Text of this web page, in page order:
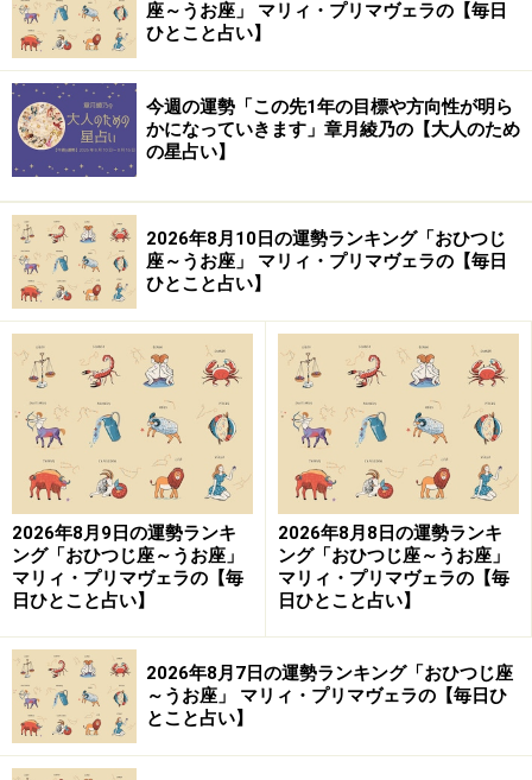
星）を中心に見てきました。
あげまん探し 研究会１号
あげまん探し 研究会２号では相手の太陽星座だけでは
なく、他の惑星の位置を元に、あげまんを探しをしてき
あげまん探し 研究会２号
第３号では名声の種 イーストポイントについてお話し
させていただきました。
あげまん探し 研究会３号 名声の種
さて、あげまんキーパーソンは大丈夫ですが。。。
単に運気の強い人・今、乗っている人から運気をお裾分
けしてもらうという方法には少し、注意しなければなら
ないことがあります。
それは・・・
なにせ相手は絶好調なわけですから、人の運気まで吸い
取ってしまうと言う、お裾分けを期待して近寄ったこち
らからすると大変恐ろしい事態も可能性としてはらんで
いるわけです。
座～うお座」 マリィ・プリマヴェラの【毎日
ひとこと占い】
今週の運勢「この先1年の目標や方向性が明ら
かになっていきます」章月綾乃の【大人のため
の星占い】
2026年8月10日の運勢ランキング「おひつじ
座～うお座」 マリィ・プリマヴェラの【毎日
ひとこと占い】
2026年8月9日の運勢ランキ
ング「おひつじ座～うお座」
マリィ・プリマヴェラの【毎
日ひとこと占い】
2026年8月8日の運勢ランキ
ング「おひつじ座～うお座」
マリィ・プリマヴェラの【毎
日ひとこと占い】
2026年8月7日の運勢ランキング「おひつじ座
～うお座」 マリィ・プリマヴェラの【毎日ひ
とこと占い】